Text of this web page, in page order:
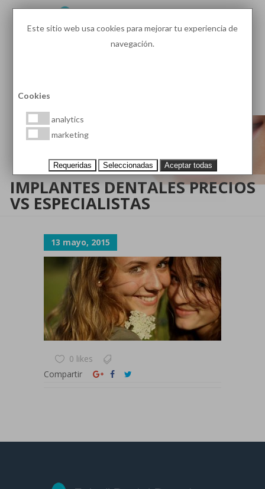
IMPLANTES DENTALES PRECIOS
VS ESPECIALISTAS
13 mayo, 2015
0 likes
Compartir
Este sitio web usa cookies para mejorar tu experiencia de
navegación.
Cookies
analytics
marketing
Requeridas Seleccionadas Aceptar todas